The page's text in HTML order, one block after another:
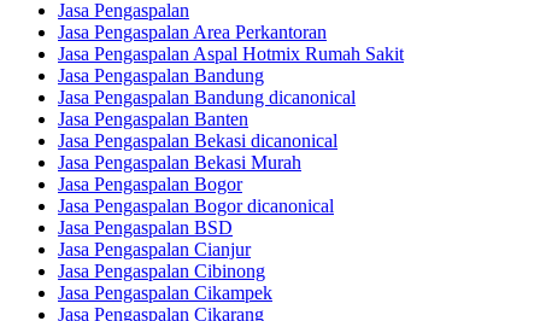
Jasa Pengaspalan
Jasa Pengaspalan Area Perkantoran
Jasa Pengaspalan Aspal Hotmix Rumah Sakit
Jasa Pengaspalan Bandung
Jasa Pengaspalan Bandung dicanonical
Jasa Pengaspalan Banten
Jasa Pengaspalan Bekasi dicanonical
Jasa Pengaspalan Bekasi Murah
Jasa Pengaspalan Bogor
Jasa Pengaspalan Bogor dicanonical
Jasa Pengaspalan BSD
Jasa Pengaspalan Cianjur
Jasa Pengaspalan Cibinong
Jasa Pengaspalan Cikampek
Jasa Pengaspalan Cikarang